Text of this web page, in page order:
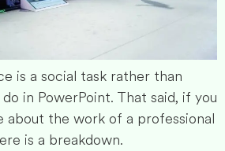
is a social task rather than
in PowerPoint. That said, if you
the work of a professional
is a breakdown.